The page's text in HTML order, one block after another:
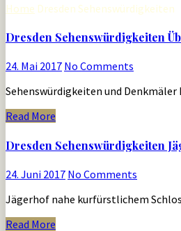
Home Dresden Sehenswürdigkeiten
Dresden Sehenswürdigkeiten
24. Mai 2017 No Comments
Sehenswürdigkeiten und Denkmäler
Read More
Dresden Sehenswürdigkeiten
24. Juni 2017 No Comments
Jägerhof nahe kurfürstlichem
Read More